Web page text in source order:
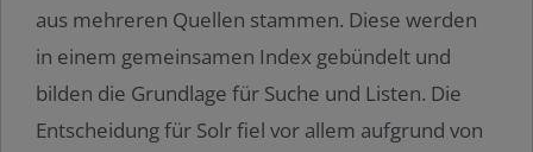
aus mehreren Quellen stammen. Diese werden
in einem gemeinsamen Index gebündelt und
bilden die Grundlage für Suche und Listen. Die
Entscheidung für Solr fiel vor allem aufgrund von